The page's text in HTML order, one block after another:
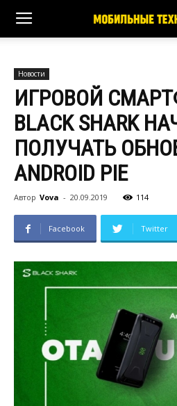
Новости
ИГРОВОЙ
BLACK SHARK
ПОЛУЧАТЬ
ANDROID PIE
Автор Vova - 20.09.2019 114
Facebook Twitter